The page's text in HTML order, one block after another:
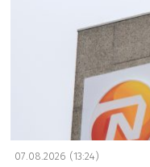
07.08.2026 (13:24)